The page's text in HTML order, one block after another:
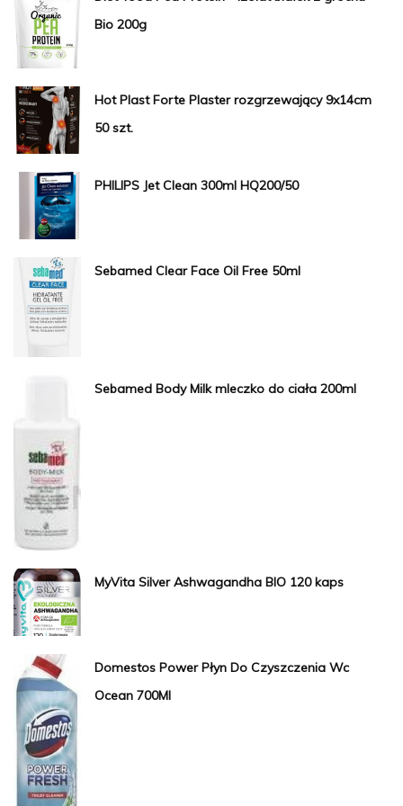
Bio 200g
Hot Plast Forte Plaster rozgrzewający 9x14cm
50 szt.
PHILIPS Jet Clean 300ml HQ200/50
Sebamed Clear Face Oil Free 50ml
Sebamed Body Milk mleczko do ciała 200ml
MyVita Silver Ashwagandha BIO 120 kaps
Domestos Power Płyn Do Czyszczenia Wc
Ocean 700Ml